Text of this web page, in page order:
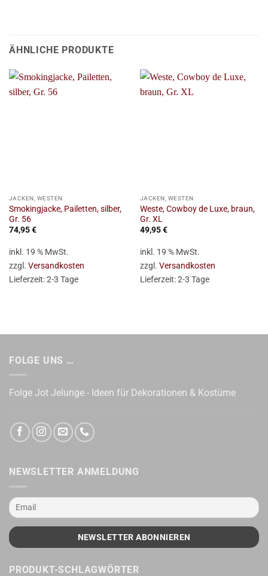
ÄHNLICHE PRODUKTE
JACKEN, WESTEN
Smokingjacke, Pailetten, silber,
Gr. 56
74,95€
inkl. 19 % MwSt.
zzgl. Versandkosten
Lieferzeit:2-3 Tage
JACKEN, WESTEN
Weste, Cowboy de Luxe, braun,
Gr. XL
49,95€
inkl. 19 % MwSt.
zzgl. Versandkosten
Lieferzeit:2-3 Tage
FOLGE UNS …
Folge Jot Jelunge - Ideen für Dekorationen & Kostüme
NEWSLETTER ANMELDUNG
PRODUKT-SCHLAGWÖRTER